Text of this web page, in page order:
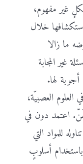
غير مفهوم،
خلال
ما زالا
غير المجابة
لها.
العصبيّة،
اعتمد دون في
للمواد التي
أسلوبٍ